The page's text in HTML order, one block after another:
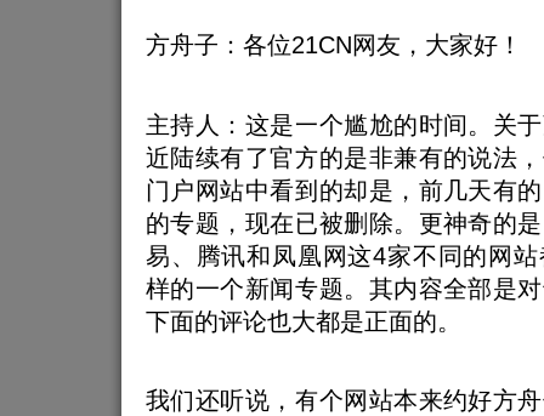
方舟子：各位21CN网友，大家好！
主持人：这是一个尴尬的时间。关
近陆续有了官方的是非兼有的说法
门户网站中看到的却是，前几天有
的专题，现在已被删除。更神奇的
易、腾讯和凤凰网这4家不同的网
样的一个新闻专题。其内容全部是
下面的评论也大都是正面的。
我们还听说，有个网站本来约好方